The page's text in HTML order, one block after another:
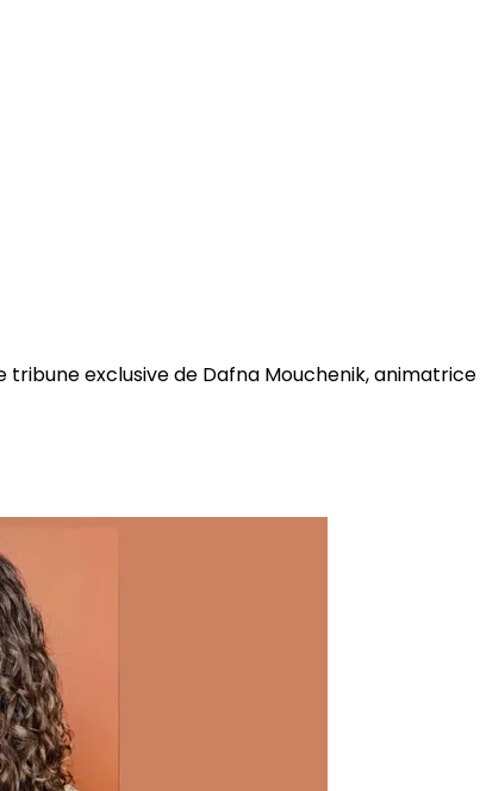
tribune exclusive de Dafna Mouchenik,